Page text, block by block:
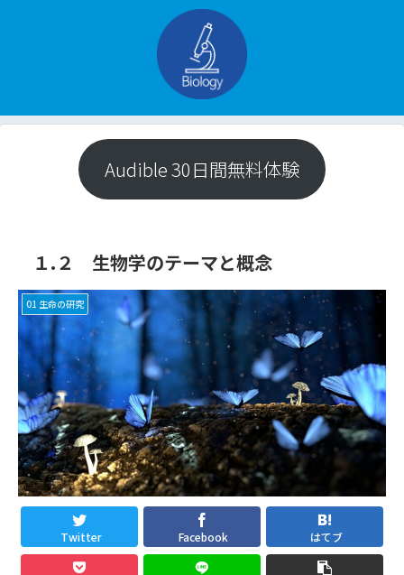
Audible 30日間無料体験
１.２ 生物学のテーマと概念
01 生命の研究
Twitter Facebook はてブ